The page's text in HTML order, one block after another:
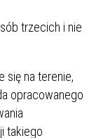
trzecich i nie
na terenie,
opracowanego
takiego